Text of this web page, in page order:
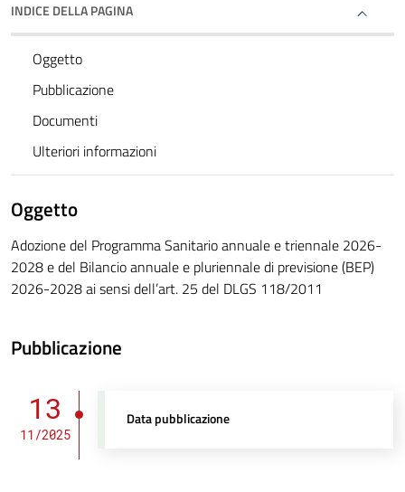
INDICE DELLA PAGINA
Oggetto
Pubblicazione
Documenti
Ulteriori informazioni
Oggetto
Adozione del Programma Sanitario annuale e triennale 2026-
2028 e del Bilancio annuale e pluriennale di previsione (BEP)
2026-2028 ai sensi dell’art. 25 del DLGS 118/2011
Pubblicazione
13
11/2025
Data pubblicazione